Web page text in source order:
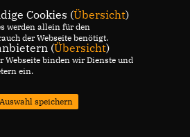
Cookies (Übersicht)
werden allein für den
der Webseite benötigt.
(Übersicht)
Webseite binden wir Dienste und
ein.
Auswahl speichern